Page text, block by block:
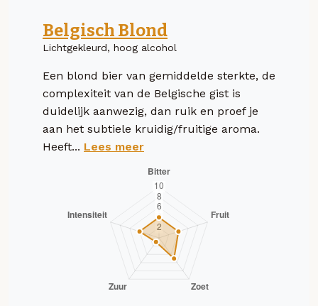
Belgisch Blond
Lichtgekleurd, hoog alcohol
Een blond bier van gemiddelde sterkte, de
complexiteit van de Belgische gist is
duidelijk aanwezig, dan ruik en proef je
aan het subtiele kruidig/fruitige aroma.
Heeft... Lees meer